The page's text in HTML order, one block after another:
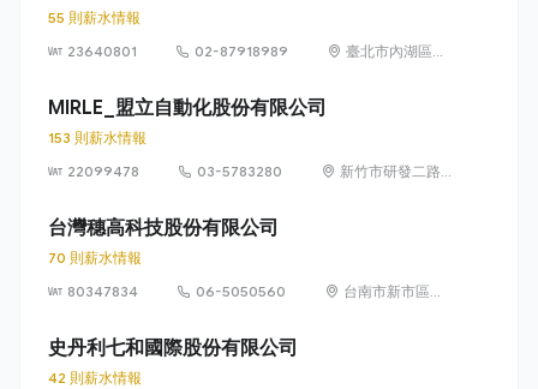
55 則薪水情報
23640801
02-87918989
臺北市內湖區行
MIRLE_盟立自動化股份有限公司
153 則薪水情報
22099478
03-5783280
新竹市研發二路
台灣穗高科技股份有限公司
70 則薪水情報
80347834
06-5050560
台南市新市區環
史丹利七和國際股份有限公司
42 則薪水情報